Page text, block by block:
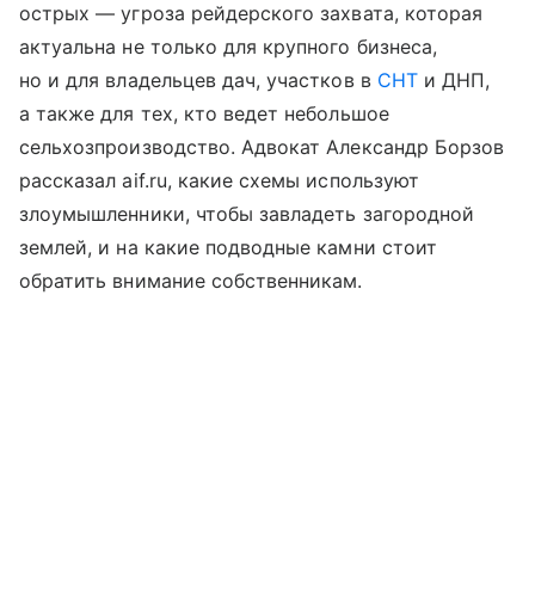
острых — угроза рейдерского захвата, которая
актуальна не только для крупного бизнеса,
но и для владельцев дач, участков в СНТи ДНП,
а также для тех, кто ведет небольшое
сельхозпроизводство. Адвокат Александр Борзов
рассказал aif.ru, какие схемы используют
злоумышленники, чтобы завладеть загородной
землей, и на какие подводные камни стоит
обратить внимание собственникам.